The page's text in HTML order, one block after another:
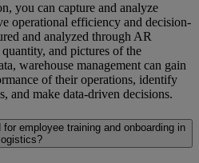
you can capture and analyze
operational efficiency and decision-
and analyzed through AR
and pictures of the
warehouse management can gain
of their operations, identify
and make data-driven decisions.
employee training and onboarding in
logistics?